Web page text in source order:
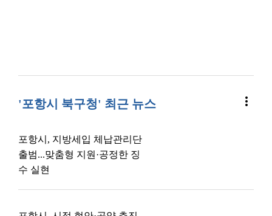
'포항시 북구청' 최근 뉴스 more_vert
포항시, 지방세입 체납관리단
출범...맞춤형 지원·공정한 징
수 실현